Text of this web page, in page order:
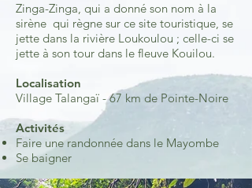
Zinga-Zinga, qui a donné son nom à la
sirène qui règne sur ce site touristique, se
jette dans la rivière Loukoulou ; celle-ci se
jette à son tour dans le fleuve Kouilou.
Localisation
Village Talangaï - 67 km de Pointe-Noire
Activités
Faire une randonnée dans le Mayombe
Se baigner